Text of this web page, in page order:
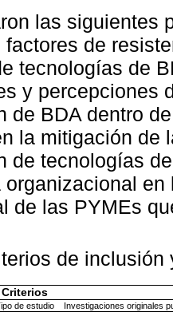
las siguientes
factores de
tecnologías de
y percepciones
de BDA dentro
la mitigación de
de tecnologías
organizacional
de las PYMEs
de
Criterios
de estudio
Investigaciones originales